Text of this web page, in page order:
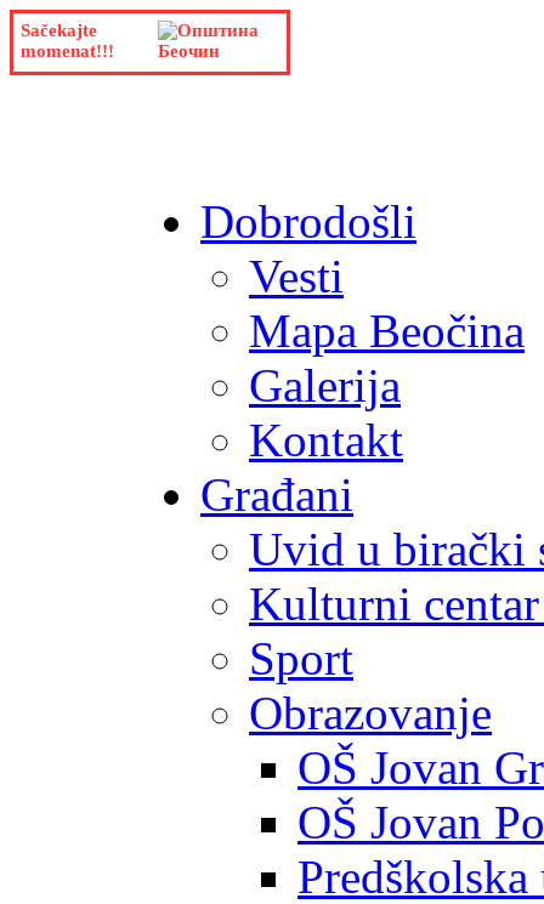
Sačekajte
momenat!!!
Dobrodošli
Vesti
Mapa Beočina
Galerija
Kontakt
Građani
Uvid u birački
Kulturni
Sport
Obrazovanje
OŠ Jovan
OŠ Jovan
Predškolska